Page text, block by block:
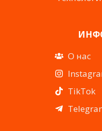
О нас
TikTok